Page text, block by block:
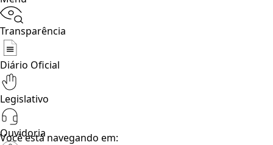
Transparência
Diário Oficial
Legislativo
Ouvidoria
Você está navegando em: